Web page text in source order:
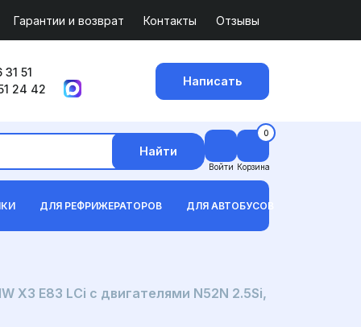
Гарантии и возврат Контакты Отзывы
51
24 42
Написать
Найти
Войти
0
Корзина
ДЛЯ РЕФРИЖЕРАТОРОВ ДЛЯ АВТОБУСОВ
X3 E83 LCi с двигателями N52N 2.5Si,